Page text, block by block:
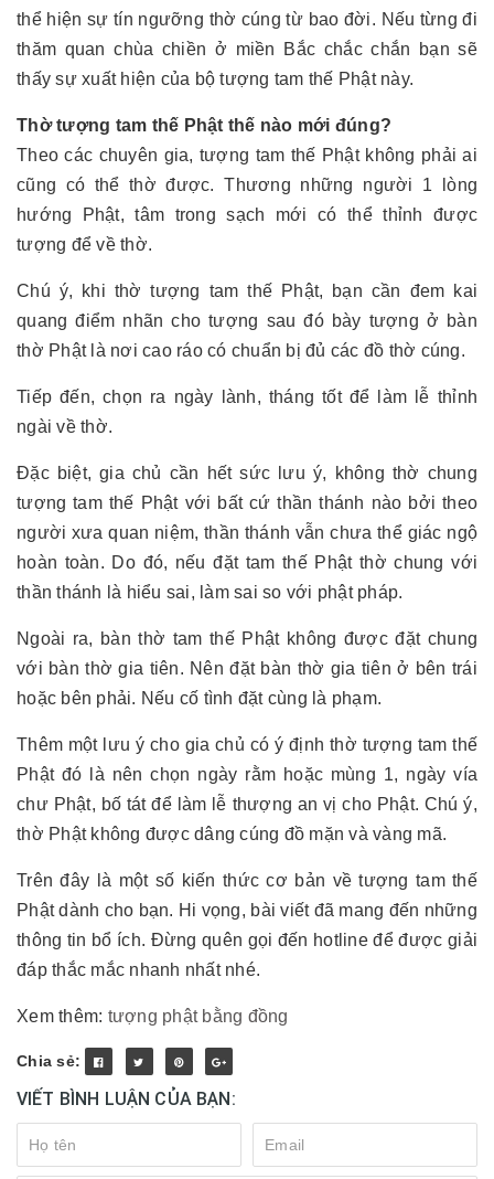
thể hiện sự tín ngưỡng thờ cúng từ bao đời. Nếu từng đi
thăm quan chùa chiền ở miền Bắc chắc chắn bạn sẽ
thấy sự xuất hiện của bộ tượng tam thế Phật này.
Thờ tượng tam thế Phật thế nào mới đúng?
Theo các chuyên gia, tượng tam thế Phật không phải ai
cũng có thể thờ được. Thương những người 1 lòng
hướng Phật, tâm trong sạch mới có thể thỉnh được
tượng để về thờ.
Chú ý, khi thờ tượng tam thế Phật, bạn cần đem kai
quang điểm nhãn cho tượng sau đó bày tượng ở bàn
thờ Phật là nơi cao ráo có chuẩn bị đủ các đồ thờ cúng.
Tiếp đến, chọn ra ngày lành, tháng tốt để làm lễ thỉnh
ngài về thờ.
Đặc biệt, gia chủ cần hết sức lưu ý, không thờ chung
tượng tam thế Phật với bất cứ thần thánh nào bởi theo
người xưa quan niệm, thần thánh vẫn chưa thể giác ngộ
hoàn toàn. Do đó, nếu đặt tam thế Phật thờ chung với
thần thánh là hiểu sai, làm sai so với phật pháp.
Ngoài ra, bàn thờ tam thế Phật không được đặt chung
với bàn thờ gia tiên. Nên đặt bàn thờ gia tiên ở bên trái
hoặc bên phải. Nếu cố tình đặt cùng là phạm.
Thêm một lưu ý cho gia chủ có ý định thờ tượng tam thế
Phật đó là nên chọn ngày rằm hoặc mùng 1, ngày vía
chư Phật, bố tát để làm lễ thượng an vị cho Phật. Chú ý,
thờ Phật không được dâng cúng đồ mặn và vàng mã.
Trên đây là một số kiến thức cơ bản về tượng tam thế
Phật dành cho bạn. Hi vọng, bài viết đã mang đến những
thông tin bổ ích. Đừng quên gọi đến hotline để được giải
đáp thắc mắc nhanh nhất nhé.
Xem thêm: tượng phật bằng đồng
Chia sẻ:
VIẾT BÌNH LUẬN CỦA BẠN: